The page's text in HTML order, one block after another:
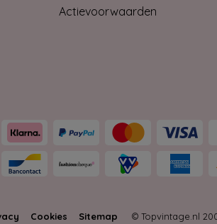
Actievoorwaarden
Cookies Sitemap © Topvintage.nl